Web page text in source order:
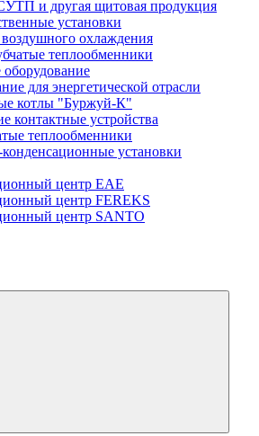
и другая щитовая продукция
установки
охлаждения
теплообменники
для энергетической отрасли
котлы "Буржуй-К"
контактные устройства
теплообменники
установки
центр EAE
центр FEREKS
центр SANTO